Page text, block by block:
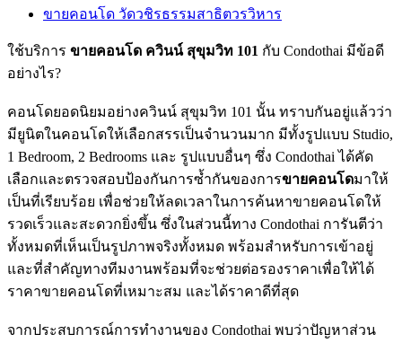
ขายคอนโด วัดวชิรธรรมสาธิตวรวิหาร
ใช้บริการ ขายคอนโด ควินน์ สุขุมวิท 101 กับ Condothai มีข้อดี
อย่างไร?
คอนโดยอดนิยมอย่างควินน์ สุขุมวิท 101 นั้น ทราบกันอยู่แล้วว่า
มียูนิตในคอนโดให้เลือกสรรเป็นจำนวนมาก มีทั้งรูปแบบ Studio,
1 Bedroom, 2 Bedrooms และ รูปแบบอื่นๆ ซึ่ง Condothai ได้คัด
เลือกและตรวจสอบป้องกันการซ้ำกันของการขายคอนโดมาให้
เป็นที่เรียบร้อย เพื่อช่วยให้ลดเวลาในการค้นหาขายคอนโดให้
รวดเร็วและสะดวกยิ่งขึ้น ซึ่งในส่วนนี้ทาง Condothai การันตีว่า
ทั้งหมดที่เห็นเป็นรูปภาพจริงทั้งหมด พร้อมสำหรับการเข้าอยู่
และที่สำคัญทางทีมงานพร้อมที่จะช่วยต่อรองราคาเพื่อให้ได้
ราคาขายคอนโดที่เหมาะสม และได้ราคาดีที่สุด
จากประสบการณ์การทำงานของ Condothai พบว่าปัญหาส่วน